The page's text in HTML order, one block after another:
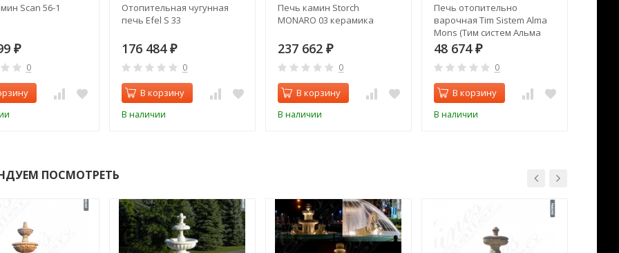
Scan 56-1
₽
0
Отопительная чугунная
печь Efel S 33
176 484 ₽
0
В корзину
В наличии
Печь камин Storch
MONARO 03 керамика
237 662 ₽
0
В корзину
В наличии
Печь отопительно
варочная Tim Sistem Alma
Mons (Тим систем Альма
Монс)
48 674 ₽
0
В корзину
В наличии
ПОСМОТРЕТЬ